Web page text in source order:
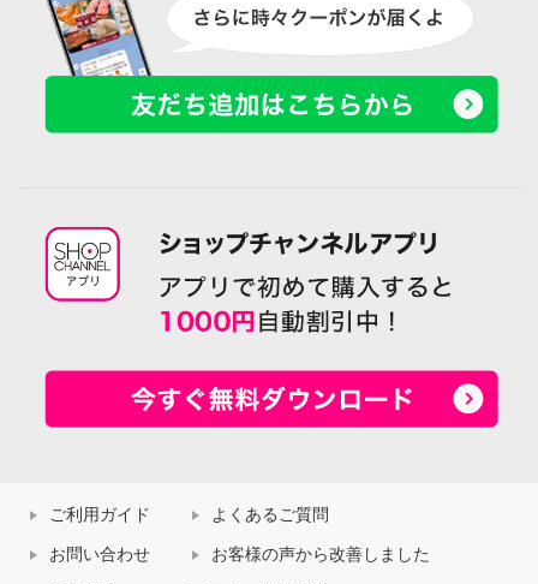
ご利用ガイド よくあるご質問
お問い合わせ お客様の声から改善しました